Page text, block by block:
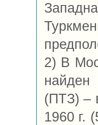
2) В
(ПТЗ) –
1960 г.